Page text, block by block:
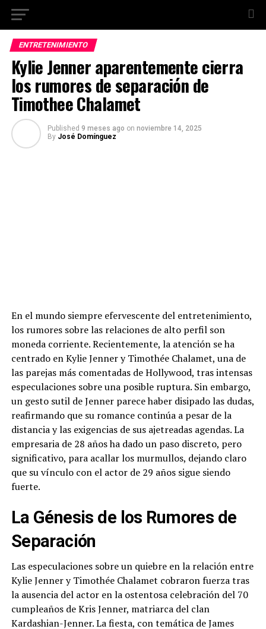
ENTRETENIMIENTO
Kylie Jenner aparentemente cierra
los rumores de separación de
Timothee Chalamet
Published 9 meses ago on noviembre 14, 2025
By José Domínguez
En el mundo siempre efervescente del entretenimiento,
los rumores sobre las relaciones de alto perfil son
moneda corriente. Recientemente, la atención se ha
centrado en Kylie Jenner y Timothée Chalamet, una de
las parejas más comentadas de Hollywood, tras intensas
especulaciones sobre una posible ruptura. Sin embargo,
un gesto sutil de Jenner parece haber disipado las dudas,
reafirmando que su romance continúa a pesar de la
distancia y las exigencias de sus ajetreadas agendas. La
empresaria de 28 años ha dado un paso discreto, pero
significativo, para acallar los murmullos, dejando claro
que su vínculo con el actor de 29 años sigue siendo
fuerte.
La Génesis de los Rumores de
Separación
Las especulaciones sobre un quiebre en la relación entre
Kylie Jenner y Timothée Chalamet cobraron fuerza tras
la ausencia del actor en la ostentosa celebración del 70
cumpleaños de Kris Jenner, matriarca del clan
Kardashian-Jenner. La fiesta, con temática de James